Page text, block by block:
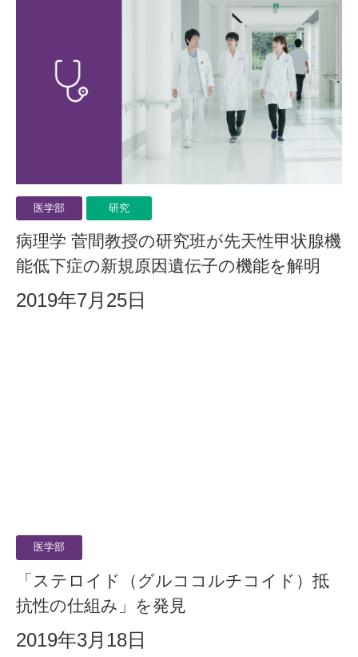
医学部 研究
病理学 菅間教授の研究班が先天性甲状腺機
能低下症の新規原因遺伝子の機能を解明
2019年7月25日
医学部
「ステロイド（グルココルチコイド）抵
抗性の仕組み」を発見
2019年3月18日